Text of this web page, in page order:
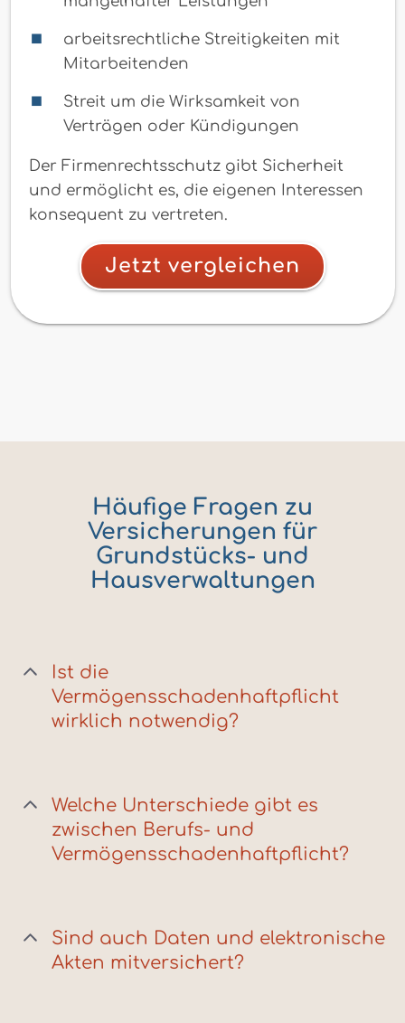
arbeitsrechtliche Streitigkeiten mit
Mitarbeitenden
Streit um die Wirksamkeit von
Verträgen oder Kündigungen
Der Firmenrechtsschutz gibt Sicherheit
und ermöglicht es, die eigenen Interessen
konsequent zu vertreten.
Jetzt vergleichen
Häufige Fragen zu
Versicherungen für
Grundstücks- und
Hausverwaltungen
Ist die
Vermögensschadenhaftpflicht
wirklich notwendig?
Welche Unterschiede gibt es
zwischen Berufs- und
Vermögensschadenhaftpflicht?
Sind auch Daten und elektronische
Akten mitversichert?